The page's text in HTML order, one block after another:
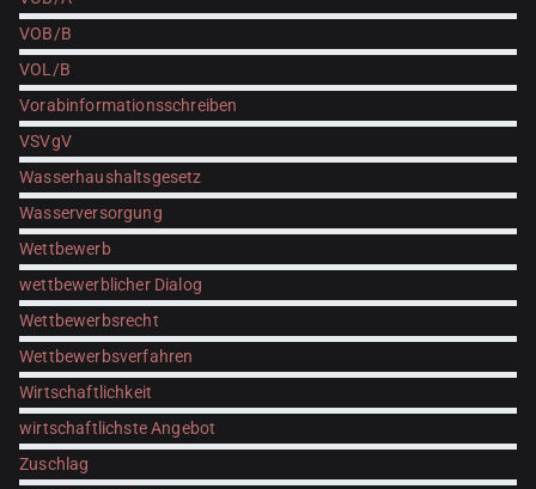
VOB/B
VOL/B
Vorabinformationsschreiben
VSVgV
Wasserhaushaltsgesetz
Wasserversorgung
Wettbewerb
wettbewerblicher Dialog
Wettbewerbsrecht
Wettbewerbsverfahren
Wirtschaftlichkeit
wirtschaftlichste Angebot
Zuschlag